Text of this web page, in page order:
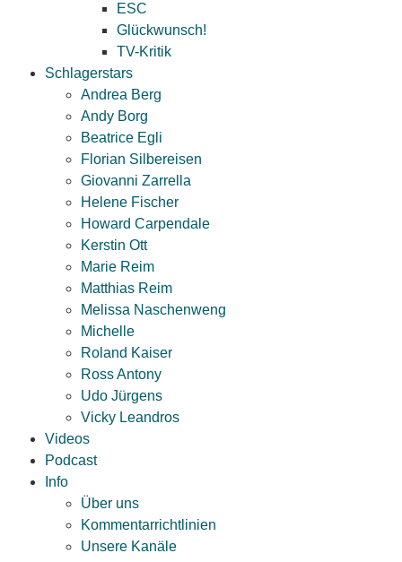
ESC
Glückwunsch!
TV-Kritik
Schlagerstars
Andrea Berg
Andy Borg
Beatrice Egli
Florian Silbereisen
Giovanni Zarrella
Helene Fischer
Howard Carpendale
Kerstin Ott
Marie Reim
Matthias Reim
Melissa Naschenweng
Michelle
Roland Kaiser
Ross Antony
Udo Jürgens
Vicky Leandros
Videos
Podcast
Info
Über uns
Kommentarrichtlinien
Unsere Kanäle